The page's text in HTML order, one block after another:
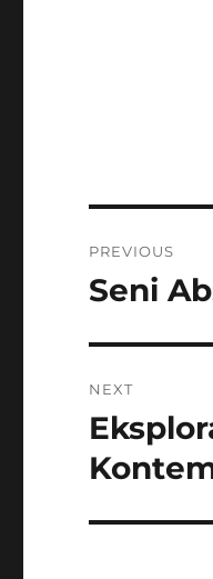
PREVIOUS
Previous
Seni
NEXT
Next
post: